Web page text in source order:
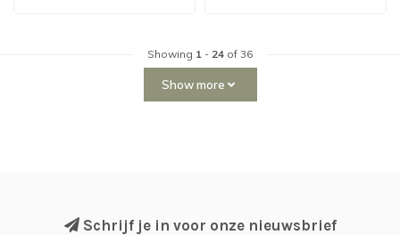
Showing 1 - 24 of 36
Show more
Schrijf je in voor onze nieuwsbrief